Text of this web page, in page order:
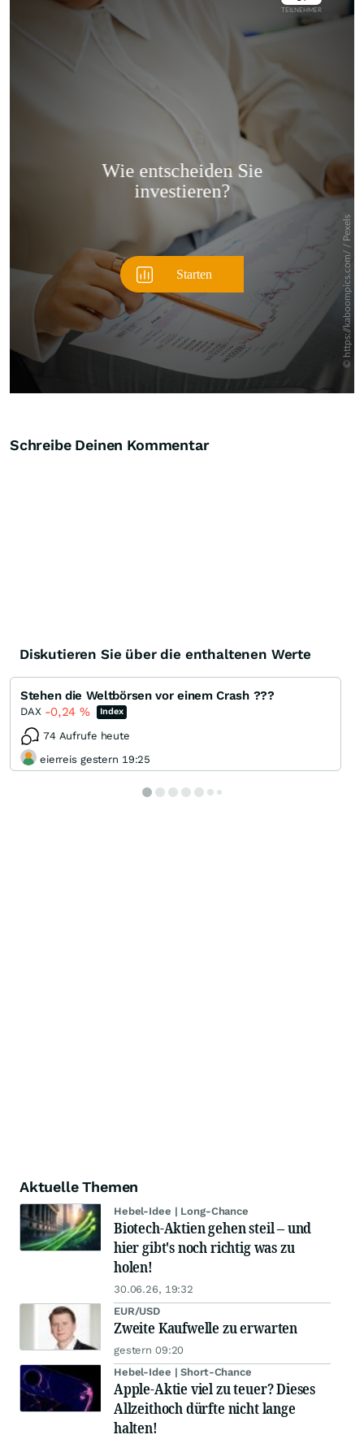
Überspringen
Überspringen
Schreibe Deinen Kommentar
Diskutieren Sie über die enthaltenen Werte
Stehen die Weltbörsen vor einem Crash ???
DAX -0,24 % Index
74 Aufrufe heute
eierreis gestern 19:25
Aktuelle Themen
Hebel-Idee | Long-Chance
Biotech-Aktien gehen steil – und
hier gibt's noch richtig was zu
holen!
30.06.26, 19:32
EUR/USD
Zweite Kaufwelle zu erwarten
gestern 09:20
Hebel-Idee | Short-Chance
Apple-Aktie viel zu teuer? Dieses
Allzeithoch dürfte nicht lange
halten!